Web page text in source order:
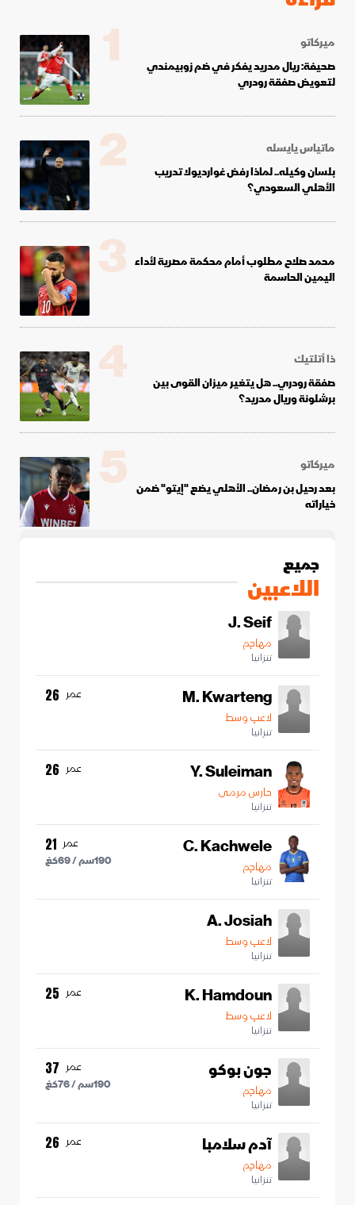
ميركاتو
صحيفة: ريال مدريد يفكر في ضم زوبيمندي
لتعويض صفقة رودري
1
ماتياس يايسله
بلسان وكيله.. لماذا رفض غوارديولا تدريب
الأهلي السعودي؟
2
محمد صلاح مطلوب أمام محكمة مصرية لأداء
اليمين الحاسمة
3
ذا أتلتيك
صفقة رودري.. هل يتغير ميزان القوى بين
برشلونة وريال مدريد؟
4
ميركاتو
بعد رحيل بن رمضان.. الأهلي يضع "إيتو" ضمن
خياراته
5
جميع
اللاعبين
J. Seif
مهاجم
تنزانيا
M. Kwarteng
لاعب وسط
تنزانيا
عمر 26
Y. Suleiman
حارس مرمى
تنزانيا
عمر 26
C. Kachwele
مهاجم
تنزانيا
عمر 21
190سم /69كغ
A. Josiah
لاعب وسط
تنزانيا
K. Hamdoun
لاعب وسط
تنزانيا
عمر 25
جون بوكو
مهاجم
تنزانيا
عمر 37
190سم /76كغ
آدم سلامبا
مهاجم
تنزانيا
عمر 26